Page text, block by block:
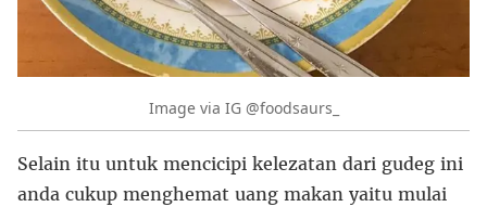
Image via IG @foodsaurs_
Selain itu untuk mencicipi kelezatan dari gudeg ini
anda cukup menghemat uang makan yaitu mulai